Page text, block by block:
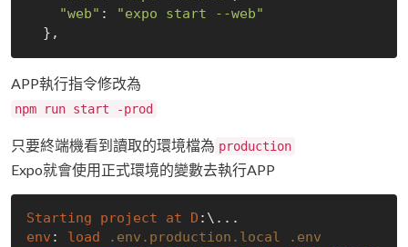
"web" :
"expo start --web"
APP執行指令修改為
npm run start -prod
只要終端機看到讀取的環境檔為 production
Expo就會使用正式環境的變數去執行APP
Starting project at D
env : load .env .production .local
.env